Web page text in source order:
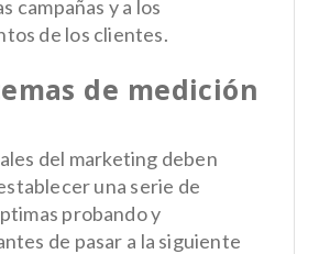
campañas y a los
de los clientes.
de medición
del marketing deben
una serie de
probando y
de pasar a la siguiente